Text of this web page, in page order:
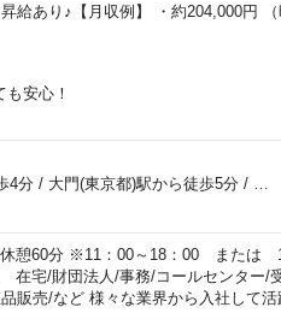
給あり♪【月収例】 ・約204,000円
安心！
4分/ 大門(東京都)駅から徒歩5分/
休憩60分 ※11：00～18：00 または
在宅/財団法人/事務/コールセンター/
販売/など 様々な業界から入社して